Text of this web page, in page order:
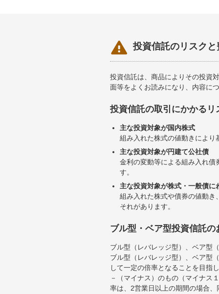
 投資信託のリスク
投資信託は、商品によりその投資
面等をよくお読みになり、内容に
投資信託の取引にかかるリ
主な投資対象が国内株式
組み入れた株式の値動きによ
主な投資対象が円建て公社債
金利の変動等による組み入れ
す。
主な投資対象が株式・一般債
組み入れた株式や債券の値動
それがあります。
ブル型・ベア型投資信託
ブル型（レバレッジ型）、ベア型
ブル型（レバレッジ型）、ベア型
して一定の倍率となることを目指
－（マイナス）のもの（マイナス
率は、2営業日以上の期間の場合